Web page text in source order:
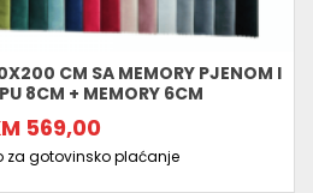
CM SA MEMORY PJENOM I
8CM + MEMORY 6CM
569,00
za gotovinsko plaćanje